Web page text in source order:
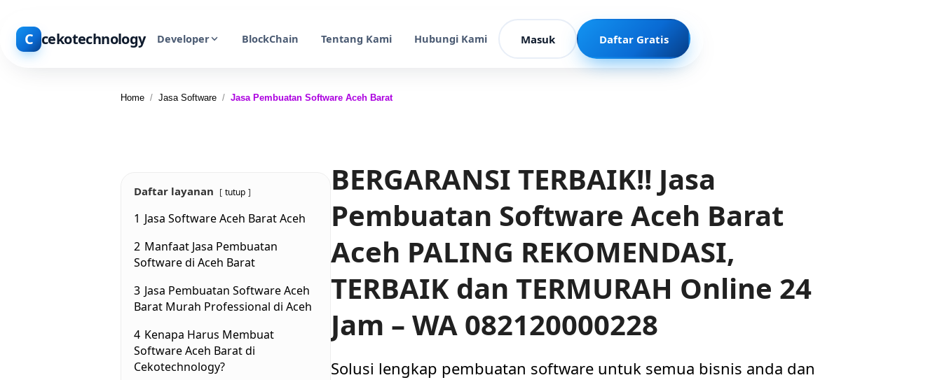
C cekotechnology Developer BlockChain Tentang Kami Hubungi Kami Masuk Daftar Gratis
Home / Jasa Software / Jasa Pembuatan Software Aceh Barat
Daftar layanan tutup
1 Jasa Software Aceh Barat Aceh
2 Manfaat Jasa Pembuatan
Software di Aceh Barat
3 Jasa Pembuatan Software Aceh
Barat Murah Professional di Aceh
4 Kenapa Harus Membuat
Software Aceh Barat di
Cekotechnology?
BERGARANSI TERBAIK!! Jasa
Pembuatan Software Aceh Barat
Aceh PALING REKOMENDASI,
TERBAIK dan TERMURAH Online 24
Jam – WA 082120000228
Solusi lengkap pembuatan software untuk semua bisnis anda dan